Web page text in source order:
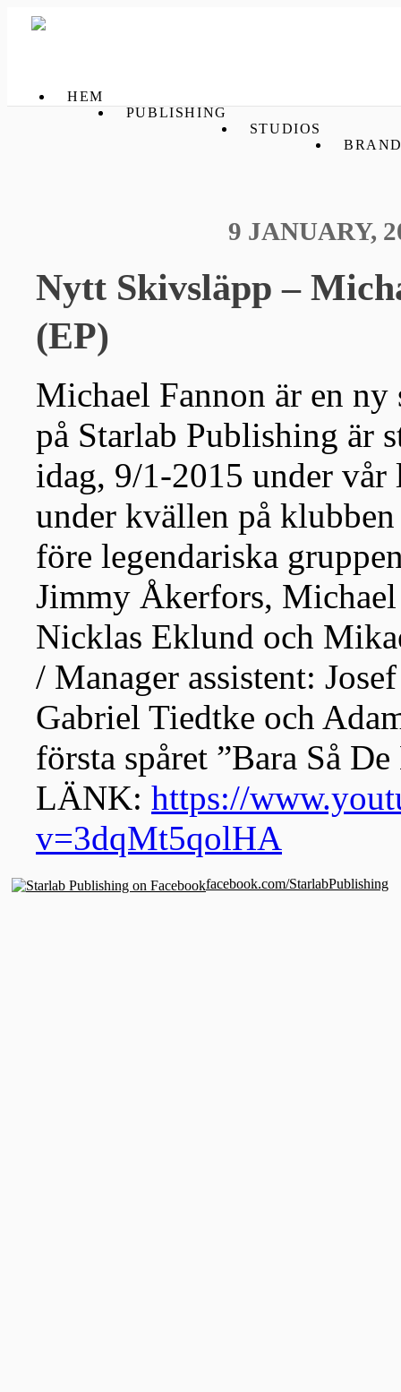
HEM
PUBLISHING
STUDIOS
9 JANUARY,
Nytt Skivsläpp –
(EP)
Michael Fannon är en ny
på Starlab Publishing är
idag, 9/1-2015 under vår
under kvällen på
före legendariska
Jimmy Åkerfors,
Nicklas Eklund och
/ Manager assistent:
Gabriel Tiedtke och
första spåret ”Bara Så De
LÄNK: https://
v=3dqMt5qolHA
facebook.com/StarlabPublishing